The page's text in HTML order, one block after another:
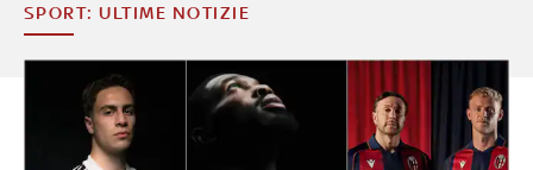
SPORT: ULTIME NOTIZIE